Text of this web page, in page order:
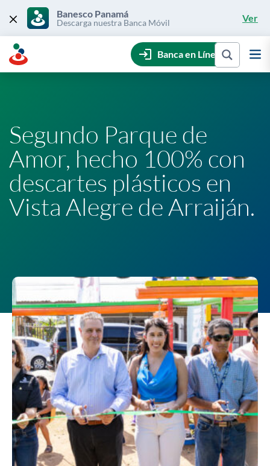
content
Banesco Panamá
Descarga nuestra Banca Móvil Ver
Banca en Línea
Segundo Parque de
Amor, hecho 100% con
descartes plásticos en
Vista Alegre de Arraiján.